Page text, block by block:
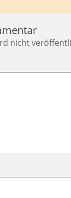
nicht